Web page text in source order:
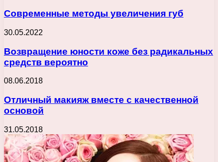
Современные методы увеличения губ
30.05.2022
Возвращение юности коже без радикальных
средств вероятно
08.06.2018
Отличный макияж вместе с качественной
основой
31.05.2018